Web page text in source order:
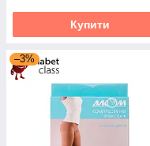
Купити
–3%